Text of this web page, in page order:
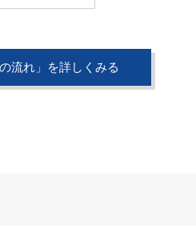
流れ」を詳しくみる